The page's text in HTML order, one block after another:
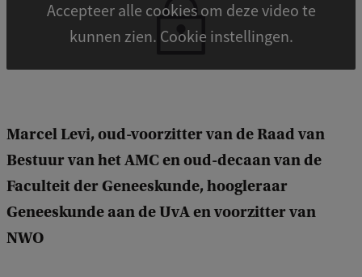
Accepteer alle cookies om deze video te
kunnen zien. Cookie instellingen.
Marcel Levi, oud-voorzitter van de Raad van
Bestuur van het AMC en oud-decaan van de
Faculteit der Geneeskunde, hoogleraar
Geneeskunde aan de UvA en voorzitter van
NWO